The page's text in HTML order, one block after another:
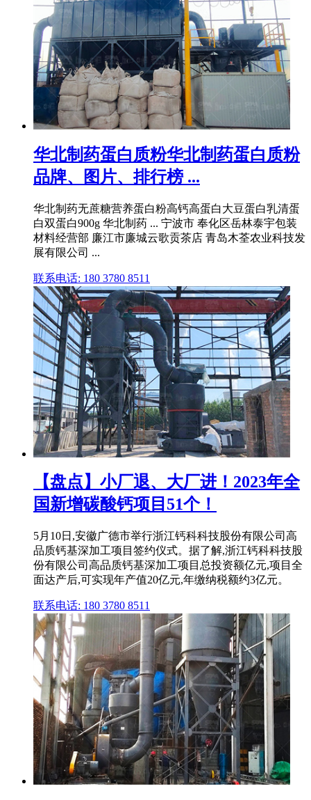
华北制药蛋白质粉华北制药蛋白质粉
品牌、图片、排行榜 ...
华北制药无蔗糖营养蛋白粉高钙高蛋白大豆蛋白乳清蛋
白双蛋白900g 华北制药 ... 宁波市 奉化区岳林泰宇包装
材料经营部 廉江市廉城云歌贡茶店 青岛木荃农业科技发
展有限公司 ...
联系电话: 180 3780 8511
【盘点】小厂退、大厂进！2023年全
国新增碳酸钙项目51个！
5月10日,安徽广德市举行浙江钙科科技股份有限公司高
品质钙基深加工项目签约仪式。据了解,浙江钙科科技股
份有限公司高品质钙基深加工项目总投资额亿元,项目全
面达产后,可实现年产值20亿元,年缴纳税额约3亿元。
联系电话: 180 3780 8511